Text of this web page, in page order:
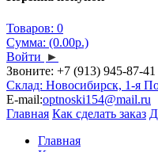
Товаров: 0
Сумма: (0.00р.)
Войти ►
Звоните: +7 (913) 945-87-41
Склад: Новосибирск, 1-я
E-mail:optnoski154@mail.ru
Главная Как сделать заказ
Главная